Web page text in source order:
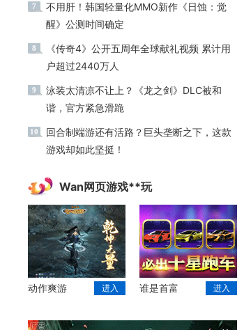
7
不用肝！韩国轻量化MMO新作《日蚀：觉
醒》公测时间确定
8
《传奇4》公开五周年全球献礼视频 累计用
户超过2440万人
9
泳装太清凉不让上？《龙之剑》DLC被和
谐，官方紧急滑跪
10
回合制端游还有活路？巨头垄断之下，这款
游戏却如此坚挺！
Wan网页游戏**玩
动作爽游 进入 谁是首富 进入